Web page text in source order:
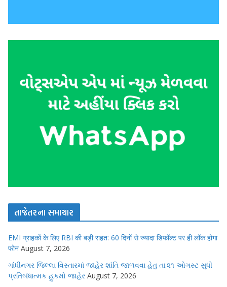
તાજેતરના સમાચાર
EMI ग्राहकों के लिए RBI की बड़ी राहत: 60 दिनों से ज्यादा डिफॉल्ट पर ही लॉक होगा
फोन August 7, 2026
ગાંધીનગર જિલ્લા વિસ્તારમાં જાહેર શાંતિ જાળવવા હેતુ તા.૨૧ ઓગસ્ટ સુધી
પ્રતિબંધાત્મક હુકમો જાહેર August 7, 2026